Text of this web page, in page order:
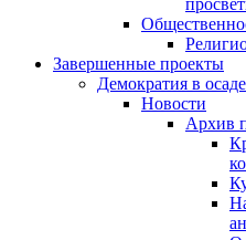
Завершенные проекты
Демократия в осаде
Новости
Архив